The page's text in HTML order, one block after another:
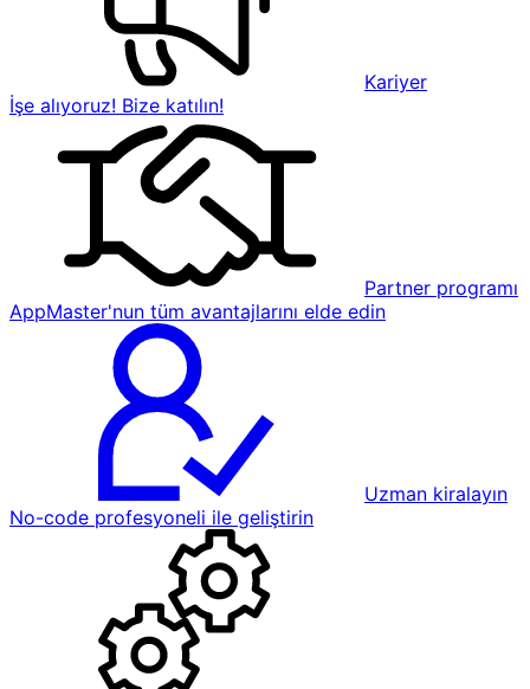
Kariyer
İşe alıyoruz! Bize katılın!
Partner programı
AppMaster'nun tüm avantajlarını elde edin
Uzman kiralayın
No-code profesyoneli ile geliştirin